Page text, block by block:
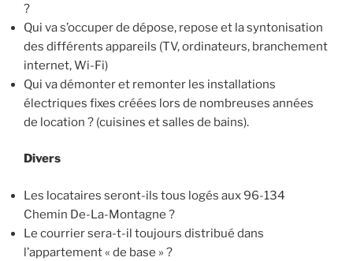
?
Qui va s’occuper de dépose, repose et la syntonisation
des différents appareils (TV, ordinateurs, branchement
internet, Wi-Fi)
Qui va démonter et remonter les installations
électriques fixes créées lors de nombreuses années
de location ? (cuisines et salles de bains).
Divers
Les locataires seront-ils tous logés aux 96-134
Chemin De-La-Montagne ?
Le courrier sera-t-il toujours distribué dans
l’appartement « de base » ?